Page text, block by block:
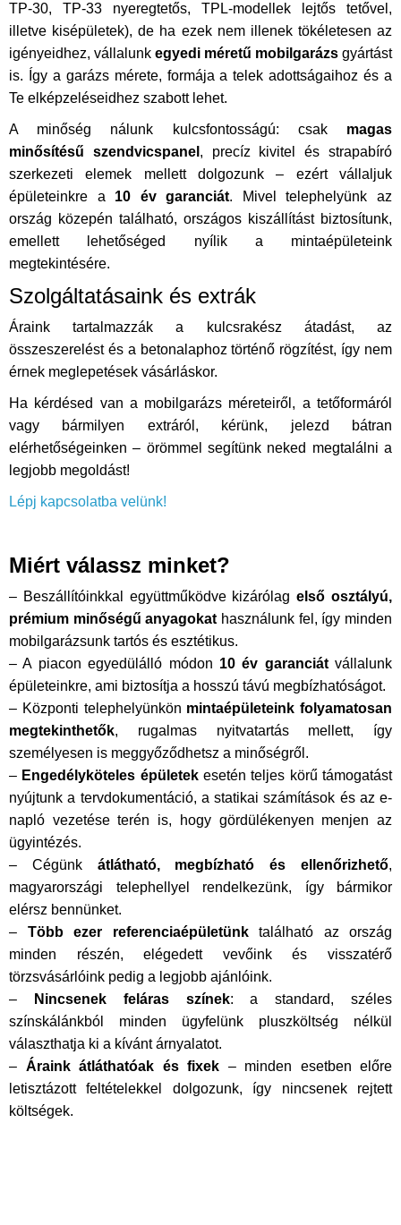
TP-30, TP-33 nyeregtetős, TPL-modellek lejtős tetővel,
illetve kisépületek), de ha ezek nem illenek tökéletesen az
igényeidhez, vállalunk egyedi méretű mobilgarázs gyártást
is. Így a garázs mérete, formája a telek adottságaihoz és a
Te elképzeléseidhez szabott lehet.
A minőség nálunk kulcsfontosságú: csak magas
minősítésű szendvicspanel , precíz kivitel és strapabíró
szerkezeti elemek mellett dolgozunk – ezért vállaljuk
épületeinkre a 10 év garanciát. Mivel telephelyünk az
ország közepén található, országos kiszállítást biztosítunk,
emellett lehetőséged nyílik a mintaépületeink
megtekintésére.
Szolgáltatásaink és extrák
Áraink tartalmazzák a kulcsrakész átadást, az
összeszerelést és a betonalaphoz történő rögzítést, így nem
érnek meglepetések vásárláskor.
Ha kérdésed van a mobilgarázs méreteiről, a tetőformáról
vagy bármilyen extráról, kérünk, jelezd bátran
elérhetőségeinken – örömmel segítünk neked megtalálni a
legjobb megoldást!
Lépj kapcsolatba velünk!
Miért válassz minket?
– Beszállítóinkkal együttműködve kizárólagelső osztályú,
prémium minőségű anyagokat használunk fel, így minden
mobilgarázsunk tartós és esztétikus.
– A piacon egyedülálló módon 10 év garanciátvállalunk
épületeinkre, ami biztosítja a hosszú távú megbízhatóságot.
– Központi telephelyünkön mintaépületeink folyamatosan
megtekinthetők, rugalmas nyitvatartás mellett, így
személyesen is meggyőződhetsz a minőségről.
– Engedélyköteles épületekesetén teljes körű támogatást
nyújtunk a tervdokumentáció, a statikai számítások és az e-
napló vezetése terén is, hogy gördülékenyen menjen az
ügyintézés.
– Cégünk átlátható, megbízható és ellenőrizhető,
magyarországi telephellyel rendelkezünk, így bármikor
elérsz bennünket.
– Több ezer referenciaépületünktalálható az ország
minden részén, elégedett vevőink és visszatérő
törzsvásárlóink pedig a legjobb ajánlóink.
–
Nincsenek feláras színek: a standard, széles
színskálánkból minden ügyfelünk pluszköltség nélkül
választhatja ki a kívánt árnyalatot.
– Áraink átláthatóak és fixek – minden esetben előre
letisztázott feltételekkel dolgozunk, így nincsenek rejtett
költségek.